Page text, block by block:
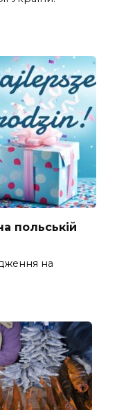
польській
на